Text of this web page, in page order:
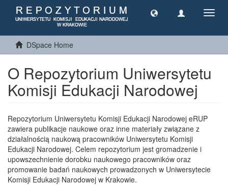
DSpace Home
O Repozytorium Uniwersytetu
Komisji Edukacji Narodowej
Repozytorium Uniwersytetu Komisji Edukacji Narodowej eRUP
zawiera publikacje naukowe oraz inne materiały związane z
działalnością naukową pracowników Uniwersytetu Komisji
Edukacji Narodowej. Celem repozytorium jest gromadzenie i
upowszechnienie dorobku naukowego pracowników oraz
promowanie badań naukowych prowadzonych w Uniwersytecie
Komisji Edukacji Narodowej w Krakowie.